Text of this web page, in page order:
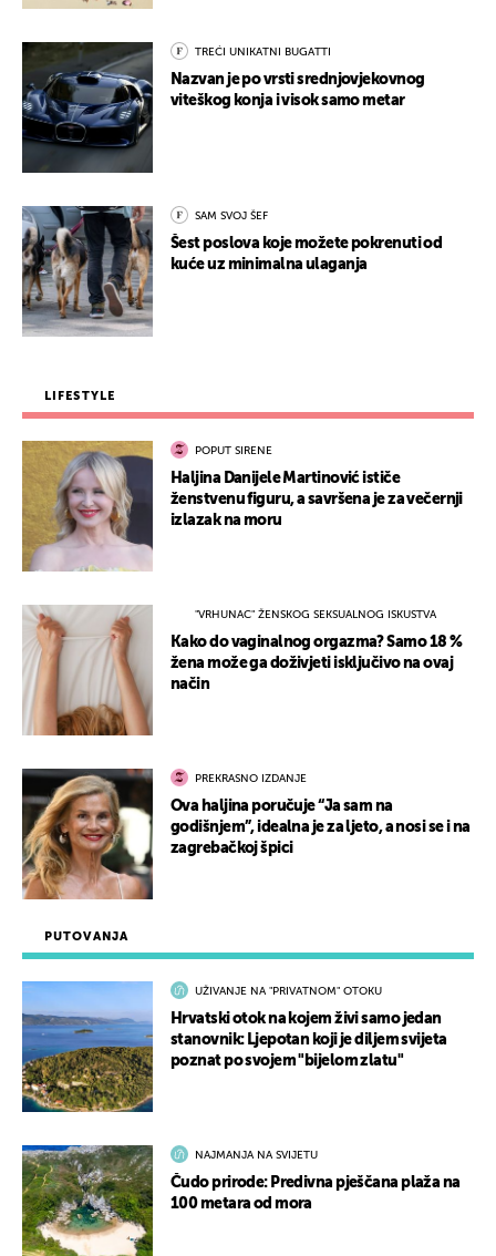
PUTOVANJA
UŽIVANJE NA "PRIVATNOM" OTOKU
Hrvatski otok na kojem živi samo jedan
stanovnik: Ljepotan koji je diljem svijeta
poznat po svojem "bijelom zlatu"
NAJMANJA NA SVIJETU
Čudo prirode: Predivna pješčana plaža na
100 metara od mora
TREĆI UNIKATNI BUGATTI
Nazvan je po vrsti srednjovjekovnog
viteškog konja i visok samo metar
SAM SVOJ ŠEF
Šest poslova koje možete pokrenuti od
kuće uz minimalna ulaganja
LIFESTYLE
POPUT SIRENE
Haljina Danijele Martinović ističe
ženstvenu figuru, a savršena je za večernji
izlazak na moru
"VRHUNAC" ŽENSKOG SEKSUALNOG ISKUSTVA
Kako do vaginalnog orgazma? Samo 18 %
žena može ga doživjeti isključivo na ovaj
način
PREKRASNO IZDANJE
Ova haljina poručuje “Ja sam na
godišnjem”, idealna je za ljeto, a nosi se i na
zagrebačkoj špici